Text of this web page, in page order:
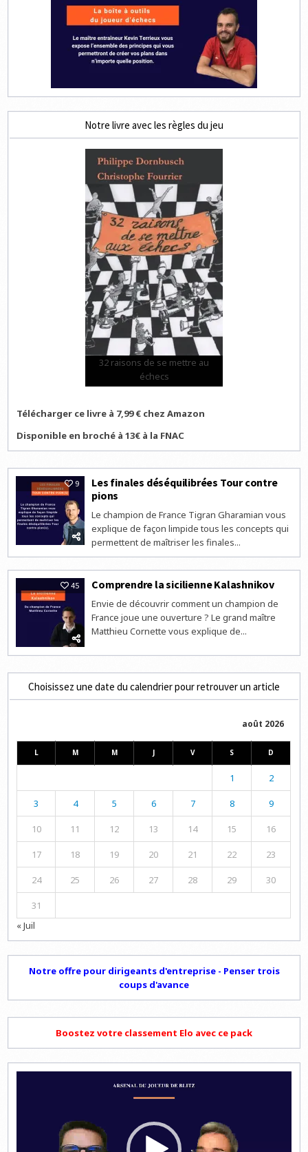
Notre livre avec les règles du jeu
32 raisons de se mettre au
échecs
Télécharger ce livre à 7,99 € chez Amazon
Disponible en broché à 13€ à la FNAC
9
Les finales déséquilibrées Tour contre
pions
Le champion de France Tigran Gharamian vous
explique de façon limpide tous les concepts qui
permettent de maîtriser les finales...
45 Comprendre la sicilienne Kalashnikov
Envie de découvrir comment un champion de
France joue une ouverture ? Le grand maître
Matthieu Cornette vous explique de...
Choisissez une date du calendrier pour retrouver un article
août 2026
L M M J V S D
1 2
3 4 5 6 7 8 9
10 11 12 13 14 15 16
17 18 19 20 21 22 23
24 25 26 27 28 29 30
31
« Juil
Notre offre pour dirigeants d'entreprise - Penser trois
coups d'avance
Boostez votre classement Elo avec ce pack